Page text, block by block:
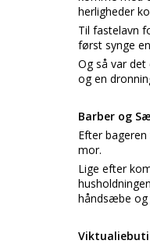
herligheder
Til fastelavn
først synge
Og så var
og en
Barber og
Efter
mor.
Lige efter
håndsæbe og